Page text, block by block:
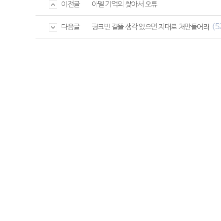
이전글 아델 기억의 찾아서 오류
다음글 핑크빈 길뚤 생각 있으면 지대로 처만들어라